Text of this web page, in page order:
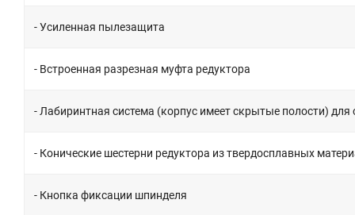
- Усиленная пылезащита
- Встроенная разрезная муфта редуктора
- Лабиринтная система (корпус имеет скрытые полости) для
- Конические шестерни редуктора из твердосплавных
- Кнопка фиксации шпинделя